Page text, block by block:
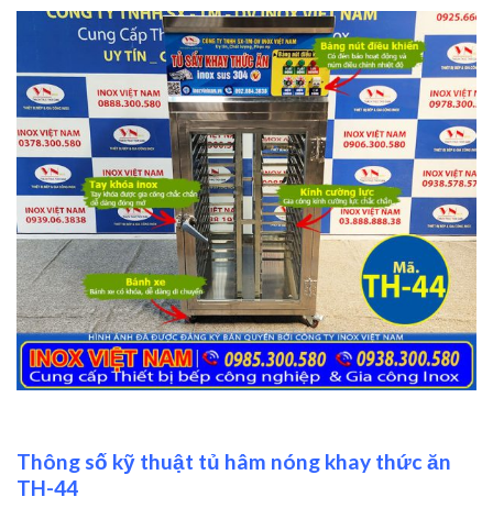
Thông số kỹ thuật tủ hâm nóng khay thức ăn
TH-44